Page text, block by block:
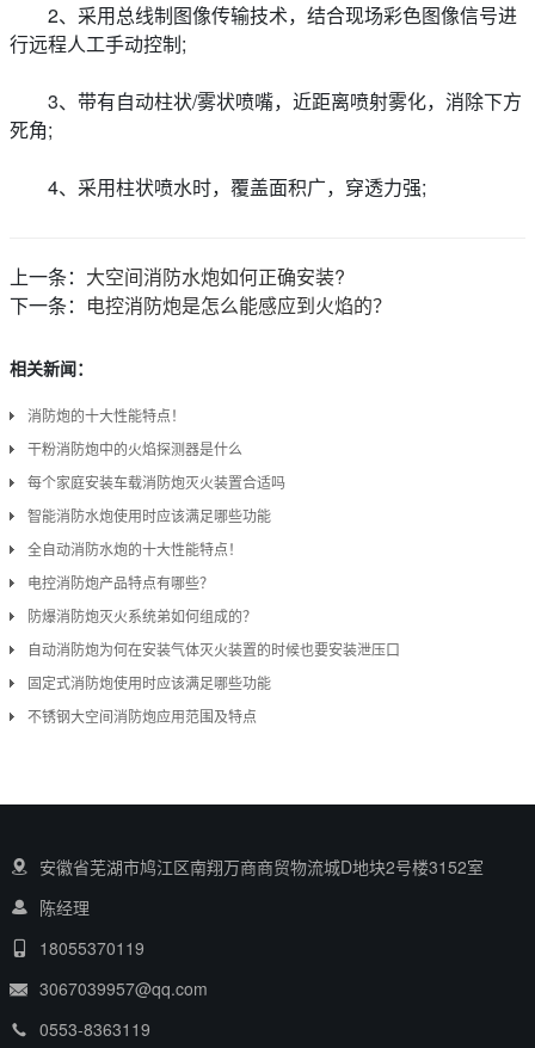
2、采用总线制图像传输技术，结合现场彩色图像信号进
行远程人工手动控制;
3、带有自动柱状/雾状喷嘴，近距离喷射雾化，消除下方
死角;
4、采用柱状喷水时，覆盖面积广，穿透力强;
上一条： 大空间消防水炮如何正确安装?
下一条： 电控消防炮是怎么能感应到火焰的？
相关新闻：
消防炮的十大性能特点！
干粉消防炮中的火焰探测器是什么
每个家庭安装车载消防炮灭火装置合适吗
智能消防水炮使用时应该满足哪些功能
全自动消防水炮的十大性能特点！
电控消防炮产品特点有哪些？
防爆消防炮灭火系统弟如何组成的？
自动消防炮为何在安装气体灭火装置的时候也要安装泄压口
固定式消防炮使用时应该满足哪些功能
不锈钢大空间消防炮应用范围及特点
安徽省芜湖市鸠江区南翔万商商贸物流城D地块2号楼3152室
陈经理
18055370119
3067039957@qq.com
0553-8363119